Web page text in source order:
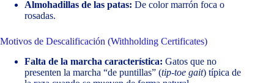
Almohadillas de las patas: De color marrón foca o
rosadas.
Motivos de Descalificación (Withholding Certificates)
Falta de la marcha característica: Gatos que no
presenten la marcha “de puntillas” (tip-toe gait) típica de